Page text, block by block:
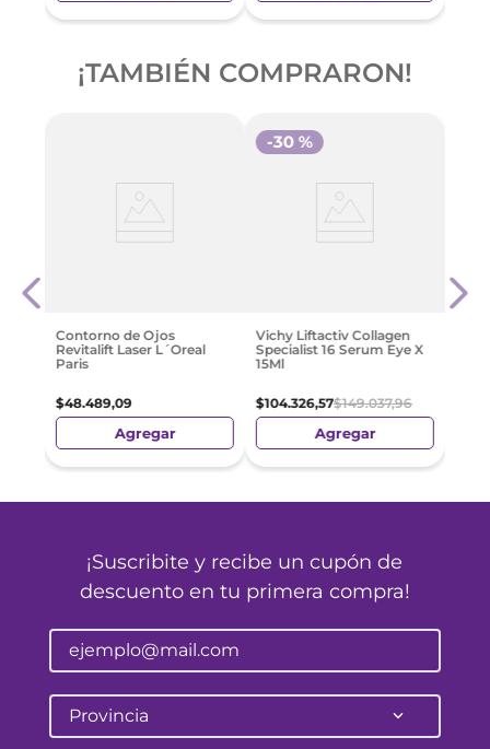
¡TAMBIÉN COMPRARON!
Contorno de Ojos
Revitalift Laser L´Oreal
Paris
$48.489,09
Agregar
Vichy Liftactiv Collagen
Specialist 16 Serum Eye X
15Ml
$104.326,57$149.037,96
-30 %
Agregar
¡Suscribite y recibe un cupón de
descuento en tu primera compra!
Provincia